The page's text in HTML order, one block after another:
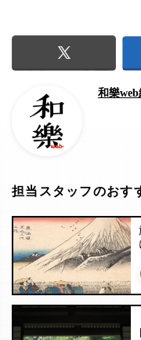
和樂
担当スタッフのおす